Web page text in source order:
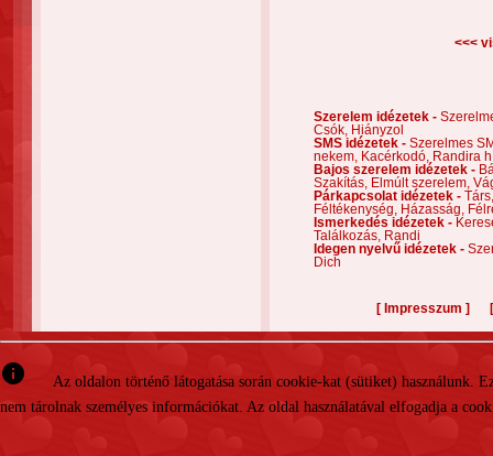
<<<
Szerelem idézetek -
Csók,
Hiányzol
SMS idézetek - Szerelmes
nekem,
Kacérkodó,
Randira
Bajos szerelem idézetek -
Szakítás,
Elmúlt szerelem,
Párkapcsolat idézetek -
Féltékenység,
Házasság,
Ismerkedés idézetek -
Találkozás,
Randi
Idegen nyelvű idézetek -
Dich
[ Impresszum ]
info
Az oldalon történő látogatása során cookie-kat (sütiket)
nem tárolnak személyes információkat. Az oldal használatával elfogadja a